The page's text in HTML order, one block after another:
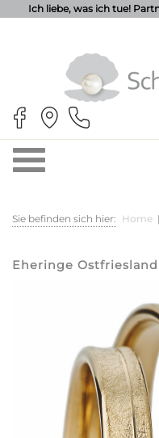
Ich liebe, was ich tue!
Sie befinden sich hier: Home |
Eheringe Ostfriesland